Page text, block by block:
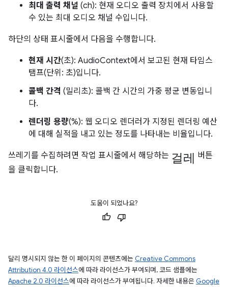
최대 출력 채널 (ch): 현재 오디오 출력 장치에서 사용할
수 있는 최대 오디오 채널 수입니다.
하단의 상태 표시줄에서 다음을 수행합니다.
현재 시간(초): AudioContext에서 보고된 현재 타임스
탬프(단위: 초)입니다.
콜백 간격 (밀리초): 콜백 간 시간의 가중 평균 변동입니
다.
렌더링 용량(%): 웹 오디오 렌더러가 지정된 렌더링 예산
에 대해 실적을 내고 있는 정도를 나타내는 비율입니다.
쓰레기를 수집하려면 작업 표시줄에서 해당하는 걸레 버튼
을 클릭합니다.
도움이 되었나요?
달리 명시되지 않는 한 이 페이지의 콘텐츠에는 Creative Commons
Attribution 4.0 라이선스에 따라 라이선스가 부여되며, 코드 샘플에는
Apache 2.0 라이선스에 따라 라이선스가 부여됩니다. 자세한 내용은 Google